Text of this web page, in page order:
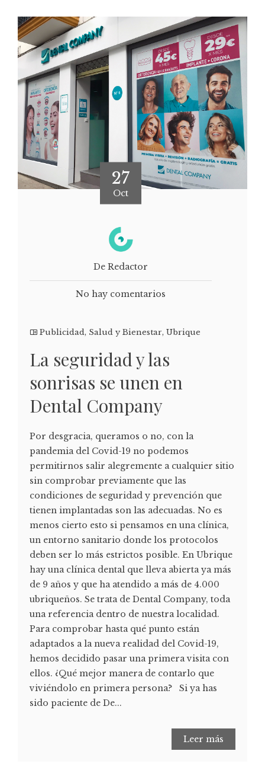
27
Oct
De Redactor
No hay comentarios
Publicidad, Salud y Bienestar, Ubrique
La seguridad y las
sonrisas se unen en
Dental Company
Por desgracia, queramos o no, con la
pandemia del Covid-19 no podemos
permitirnos salir alegremente a cualquier sitio
sin comprobar previamente que las
condiciones de seguridad y prevención que
tienen implantadas son las adecuadas. No es
menos cierto esto si pensamos en una clínica,
un entorno sanitario donde los protocolos
deben ser lo más estrictos posible. En Ubrique
hay una clínica dental que lleva abierta ya más
de 9 años y que ha atendido a más de 4.000
ubriqueños. Se trata de Dental Company, toda
una referencia dentro de nuestra localidad.
Para comprobar hasta qué punto están
adaptados a la nueva realidad del Covid-19,
hemos decidido pasar una primera visita con
ellos. ¿Qué mejor manera de contarlo que
viviéndolo en primera persona? Si ya has
sido paciente de De...
Leer más